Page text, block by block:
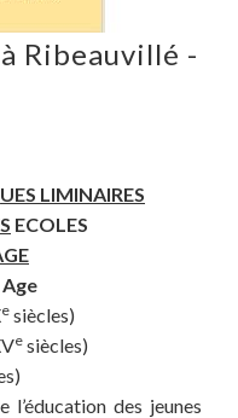
Ribeauvillé -
LIMINAIRES
ECOLES
e siècles)
e siècles)
des jeunes